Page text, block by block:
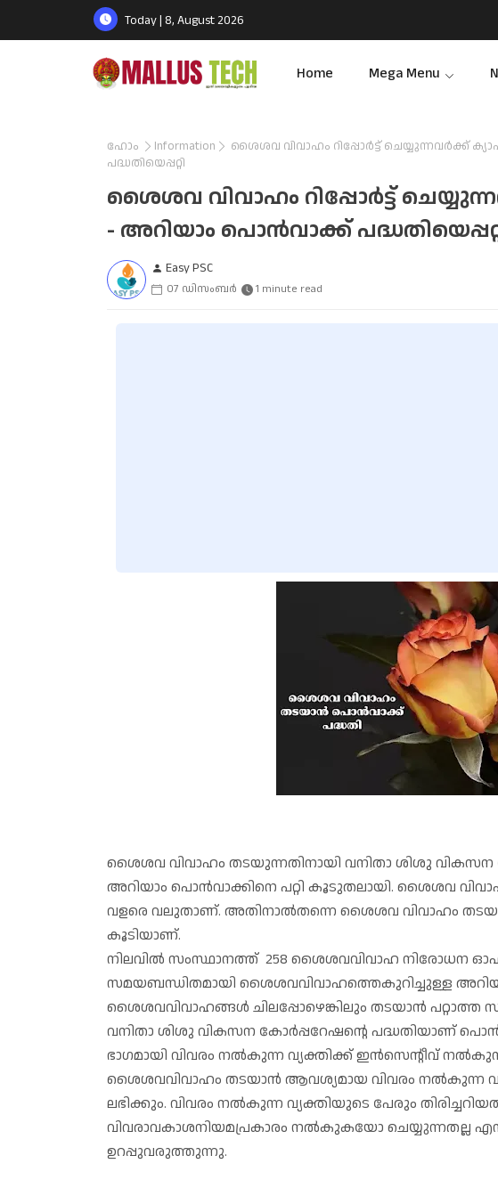
Today | 8, August 2026
Home Mega Menu
ഹോം Information
ശൈശവ വിവാഹം റിപ്പോർട്ട് ചെയ്യുന്നവർക്ക്
പദ്ധതിയെപ്പറ്റി
ശൈശവ വിവാഹം റിപ്പോർട്ട്
- അറിയാം പൊൻവാക്ക്
Easy PSC
07 ഡിസംബർ 1 minute read
ശൈശവ വിവാഹം തടയുന്നതിനായി വനിതാ ശിശു
അറിയാം പൊൻവാക്കിനെ പറ്റി കൂടുതലായി. ശൈശവ
വളരെ വലുതാണ്. അതിനാൽതന്നെ ശൈശവ വിവാഹം
കൂടിയാണ്.
നിലവിൽ സംസ്ഥാനത്ത് 258 ശൈശവവിവാഹ നിരോധന
സമയബന്ധിതമായി ശൈശവവിവാഹത്തെകുറിച്ചുള്ള
ശൈശവവിവാഹങ്ങൾ ചിലപ്പോഴെങ്കിലും തടയാൻ
വനിതാ ശിശു വികസന കോർപ്പറേഷന്റെ പദ്ധതിയാണ്
ഭാഗമായി വിവരം നൽകുന്ന വ്യക്തിക്ക് ഇൻസെന്റീവ്
ശൈശവവിവാഹം തടയാൻ ആവശ്യമായ വിവരം നൽകുന്ന
ലഭിക്കും. വിവരം നൽകുന്ന വ്യക്തിയുടെ പേരും
വിവരാവകാശനിയമപ്രകാരം നൽകുകയോ ചെയ്യുന്നതല്ല
ഉറപ്പുവരുത്തുന്നു.